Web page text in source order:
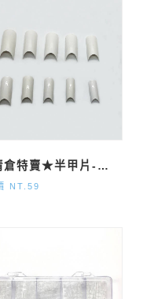
★清倉特賣★半甲片-法式500P
NT.59